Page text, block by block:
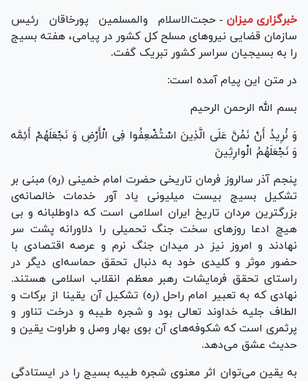
خبرگزاری میزان - حجت‌الاسلام والمسلمین پورخاقان رئیس
سازمان قضایی نیرو‌های مسلح کل کشور در پیامی، هفته بسیج
را به بسیجیان سراسر کشور تبریک گفت.
در متن این پیام آمده است:
بسم الله الرحمن الرحیم
وَ نُرِیدُ أَنْ نَمُنَّ عَلَی الَّذِینَ اسْتُضْعِفُوا فِی الْأَرْضِ وَ نَجْعَلَهُمْ أَئِمَّه
وَ نَجْعَلَهُمُ الْوارِثِینَ
پنجم آذر سالروز فرمان تاریخی حضرت امام خمینی (ره) مبنی بر
تشکیل بسیج بیست میلیونی یاد آور خدمات خالصانه‌ی
بزرگترین مردان تاریخ ایران اسلامی است که داوطلبانه و بی
هیچ ادعا روز‌های سخت جنگ تحمیلی را دلاورانه پشت سر
نهادند و امروز نیز در میدان جنگ نرم و عرصه اقتصادی با
حضور موثر و کلیدی خود به دنبال تحقق حماسه‌ای دیگر در
راستای تحقق فرمایشات رهبر معظم انقلاب اسلامی هستند.
نهادی که به تعبیر امام راحل (ره) تشکیل آن یقینا از برکات و
الطاف جلیه خداوند تعالی بود و شجره طیبه و درخت تناور و
پرثمری است که شکوفه‌های آن بوی بهار وصل و طراوت یقین و
حدیث عشق می‌دهد.
به یقین می‌توان اثر معنوی شجره طیبه بسیج را در ایستادگی